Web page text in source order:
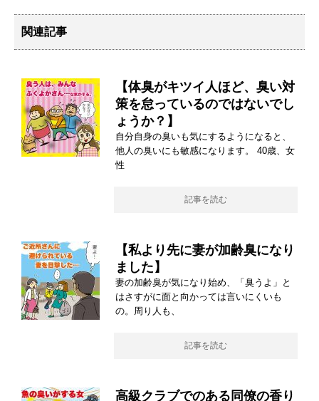
関連記事
【体臭がキツイ人ほど、臭い対
策を怠っているのではないでし
ょうか？】
自分自身の臭いも気にするようになると、
他人の臭いにも敏感になります。 40歳、女
性
記事を読む
【私より先に妻が加齢臭になり
ました】
妻の加齢臭が気になり始め、「臭うよ」と
はさすがに面と向かっては言いにくいも
の。周り人も、
記事を読む
高級クラブでのある同僚の香り